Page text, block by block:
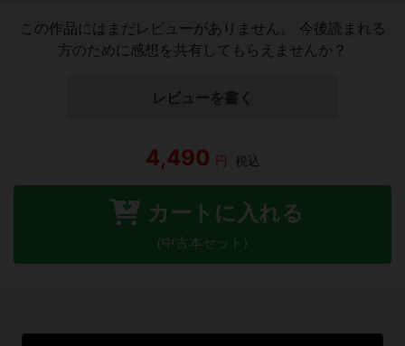
この作品にはまだレビューがありません。 今後読まれる
方のために感想を共有してもらえませんか？
レビューを書く
4,490 円 税込
カートに入れる
(中古本セット)